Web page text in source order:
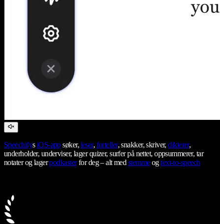
SpeechifysiOS-appsøker,leser, forteller, snakker, skriver,dikterer,
underholder, underviser, lager quizer, surfer på nettet, oppsummerer, tar
notater og lagerpodkasterfor deg – alt medstemmeogtext-to-speech